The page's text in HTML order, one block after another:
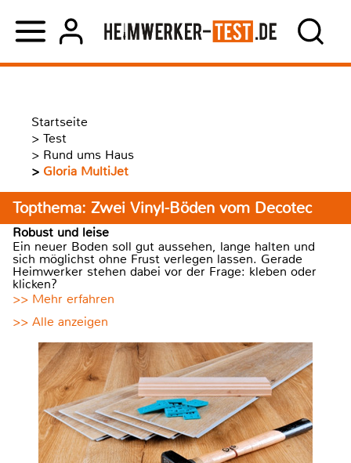
Startseite
> Test
> Rund ums Haus
> Gloria MultiJet
Topthema: Zwei Vinyl-Böden vom Decotec
Robust und leise
Ein neuer Boden soll gut aussehen, lange halten und
sich möglichst ohne Frust verlegen lassen. Gerade
Heimwerker stehen dabei vor der Frage: kleben oder
klicken?
>> Mehr erfahren
>> Alle anzeigen